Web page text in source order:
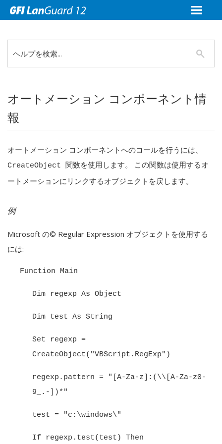
オートメーション コンポーネント情
報
オートメーション コンポーネントへのコールを行うには、
CreateObject 関数を使用します。 この関数は使用するオ
ートメーションにリンクするオブジェクトを戻します。
例
Microsoft の© Regular Expression オブジェクトを使用する
には:
Function Main
Dim regexp As Object
Dim test As String
Set regexp =
CreateObject("VBScript .RegExp")
regexp.pattern = "[A-Za-z]:(\\[A-Za-z0-
9_.-])*"
test = "c:\windows\"
If regexp.test(test) Then